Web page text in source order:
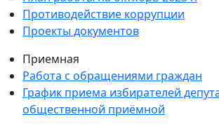
Противодействие коррупции
Проекты документов
Приемная
Работа с обращениями граждан
График приема избирателей
общественной приёмной